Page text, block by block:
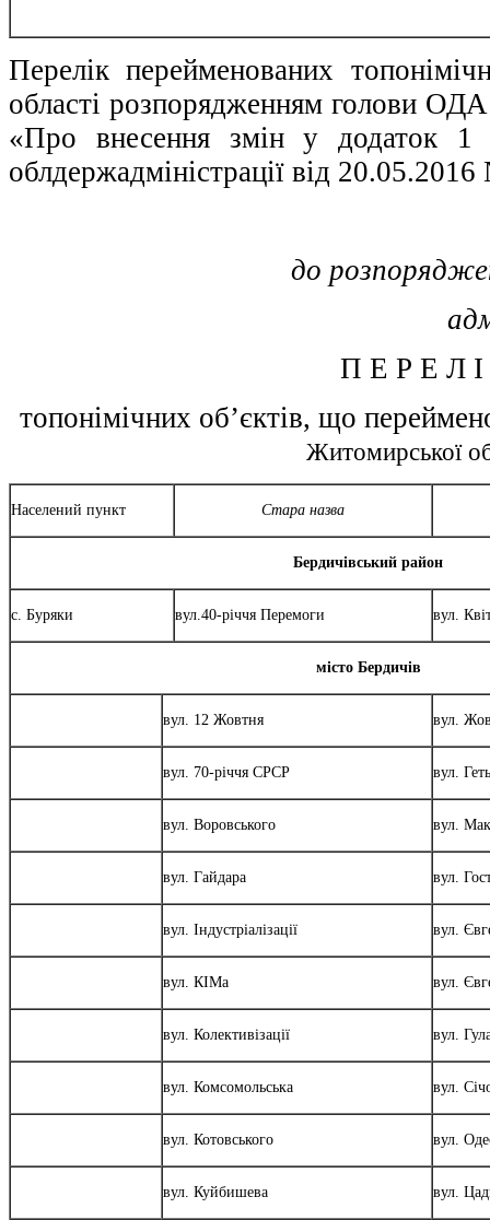
Перелік перейменованих
області розпорядженням голови
«Про внесення змін у додаток 1
облдержадміністрації від
до
П Е Р Е Л
топонімічних об’єктів, що
Житомирської
Населений пункт Стара назва
Бердичівський район
с. Буряки вул.40-річчя Перемоги вул.
місто Бердичів
вул. 12 Жовтня вул.
вул. 70-річчя СРСР вул.
вул. Воровського вул.
вул. Гайдара вул.
вул. Індустріалізації вул.
вул. КІМа вул.
вул. Колективізації вул.
вул. Комсомольська вул.
вул. Котовського вул.
вул. Куйбишева вул.